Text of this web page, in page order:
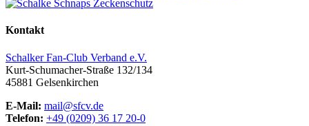
Kontakt
Schalker Fan-Club Verband e.V.
Kurt-Schumacher-Straße 132/134
45881 Gelsenkirchen
E-Mail: mail@sfcv.de
Telefon: +49 (0209) 36 17 20-0